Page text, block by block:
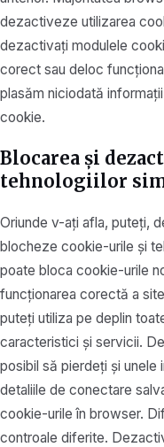
dezactiveze utilizarea
dezactivați modulele
corect sau deloc
plasăm niciodată
cookie.
Blocarea și
tehnologiilor
Oriunde v-ați afla, puteți,
blocheze cookie-urile și
poate bloca cookie-urile
funcționarea corectă a
puteți utiliza pe deplin
caracteristici și servicii.
posibil să pierdeți și
detaliile de conectare
cookie-urile în browser.
controale diferite.